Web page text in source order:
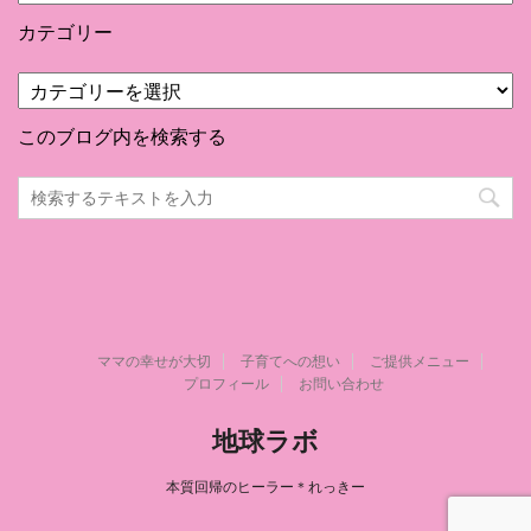
カテゴリー
テ
ゴ
ー
このブログ内を検索する
ママの幸せが大切 子育てへの想い
ご提供メニュー
プロフィール
お問い合わせ
地球ラボ
本質回帰のヒーラー＊れっきー